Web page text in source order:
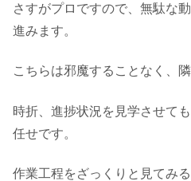
さすがプロですので、無駄な
進みます。
こちらは邪魔することなく、
時折、進捗状況を見学させて
任せです。
作業工程をざっくりと見てみる